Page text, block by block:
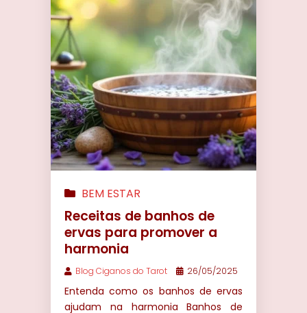
BEM ESTAR
Receitas de banhos de
ervas para promover a
harmonia
Blog Ciganos do Tarot 26/05/2025
Entenda como os banhos de ervas
ajudam na harmonia Banhos de